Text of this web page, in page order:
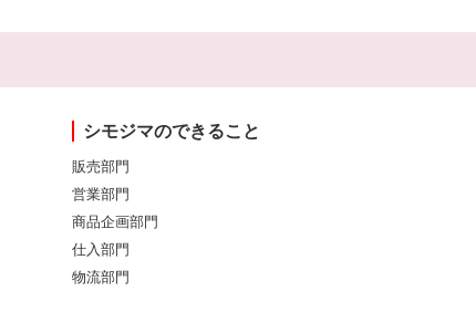
シモジマのできること
販売部門
営業部門
商品企画部門
仕入部門
物流部門